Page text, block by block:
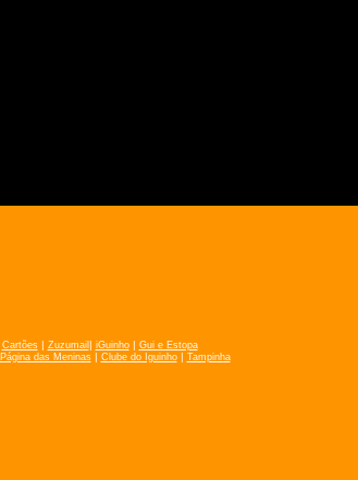
Cartões| Zuzumail| iGuinho| Gui e Estopa
Página das Meninas| Clube do Iguinho| Tampinha